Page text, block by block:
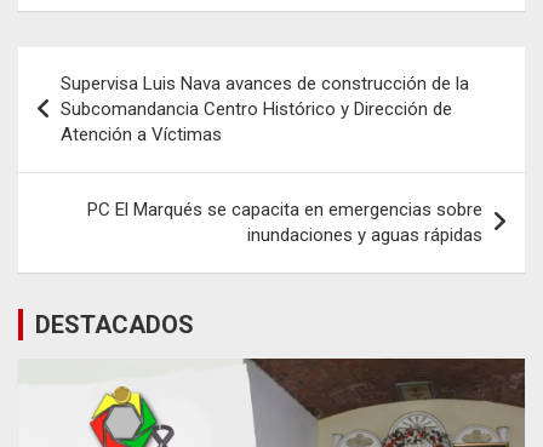
de
entradas
Supervisa Luis Nava avances de construcción de la
Subcomandancia Centro Histórico y Dirección de
Atención a Víctimas
PC El Marqués se capacita en emergencias sobre
inundaciones y aguas rápidas
DESTACADOS